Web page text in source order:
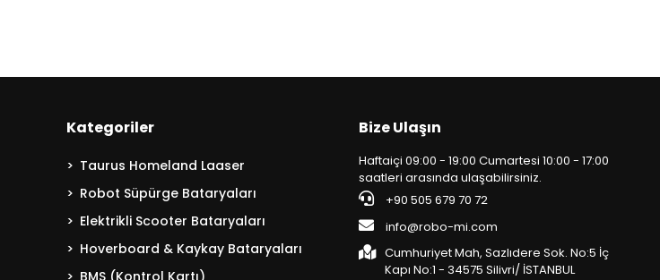
Kategoriler
Taurus Homeland Laaser
Robot Süpürge Bataryaları
Elektrikli Scooter Bataryaları
Hoverboard & Kaykay Bataryaları
BMS (Kontrol Kartı)
Bize Ulaşın
Haftaiçi 09:00 - 19:00 Cumartesi 10:00 - 17:00
saatleri arasında ulaşabilirsiniz.
+90 505 679 70 72
info@robo-mi.com
Cumhuriyet Mah, Sazlıdere Sok. No:5 İç
Kapı No:1 - 34575 Silivri/ İSTANBUL